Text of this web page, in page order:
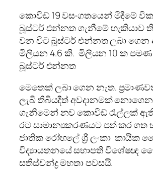
කොවිඩ් 19 වසංගතයෙන් මිදීමේ
බූස්ටර් එන්නත ගැනීමේ හැකියාව
වන විට බූස්ටර් එන්නත ලබා
මිලියන 4.6 කි. මිලියන 10 ක
බූස්ටර් එන්නත
මෙතෙක් ලබා ගෙන නැත.
ලැබී තිබියදීත් අවදානමක්
ගැනීමෙන් නව කොවිඩ් රැල්ලක්
රට සාමාන්‍යකරණයට පත් කර ගත
ජාතික රෝහලේ ශ්‍රී ලංකා කායික
විද්‍යායතනයේ සභාපති විශේෂඥ
සතිස්චන්ද්‍ර මහතා පවසයි.